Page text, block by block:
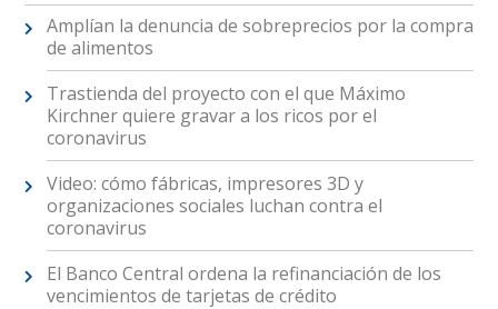
Amplían la denuncia de sobreprecios por la compra
de alimentos
Trastienda del proyecto con el que Máximo
Kirchner quiere gravar a los ricos por el
coronavirus
Video: cómo fábricas, impresores 3D y
organizaciones sociales luchan contra el
coronavirus
El Banco Central ordena la refinanciación de los
vencimientos de tarjetas de crédito